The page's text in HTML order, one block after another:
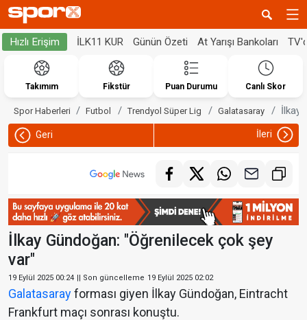
Hızlı Erişim İLK11 KUR Günün Özeti At Yarışı Bankoları
Takımım Fikstür Puan Durumu Canlı Skor
Spor Haberleri Futbol Trendyol Süper Lig Galatasaray İlkay
Geri İleri
İlkay Gündoğan: "Öğrenilecek çok şey
var"
19 Eylül 2025 00:24 || Son güncelleme 19 Eylül 2025 02:02
Galatasarayforması giyen İlkay Gündoğan, Eintracht
Frankfurt maçı sonrası konuştu.